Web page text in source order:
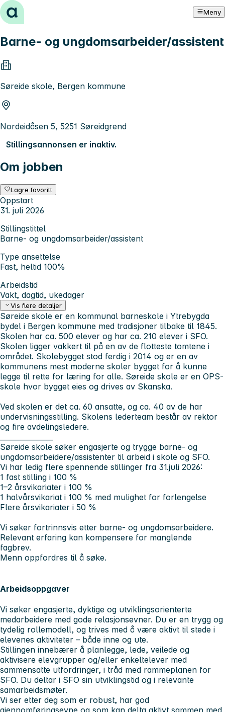
Hopp til innhold Meny
Barne- og ungdomsarbeider/assistent
Søreide skole, Bergen kommune
Nordeidåsen 5, 5251 Søreidgrend
Stillingsannonsen er inaktiv.
Om jobben
Lagre favoritt
Oppstart
31. juli 2026
Stillingstittel
Barne- og ungdomsarbeider/assistent
Type ansettelse
Fast, heltid 100%
Arbeidstid
Vakt, dagtid, ukedager
Vis flere detaljer
Søreide skole er en kommunal barneskole i Ytrebygda
bydel i Bergen kommune med tradisjoner tilbake til 1845.
Skolen har ca. 500 elever og har ca. 210 elever i SFO.
Skolen ligger vakkert til på en av de flotteste tomtene i
området. Skolebygget stod ferdig i 2014 og er en av
kommunens mest moderne skoler bygget for å kunne
legge til rette for læring for alle. Søreide skole er en OPS-
skole hvor bygget eies og drives av Skanska.
Ved skolen er det ca. 60 ansatte, og ca. 40 av de har
undervisningsstilling. Skolens lederteam består av rektor
og fire avdelingsledere.
Søreide skole søker engasjerte og trygge barne- og
ungdomsarbeidere/assistenter til arbeid i skole og SFO.
Vi har ledig flere spennende stillinger fra 31.juli 2026:
1 fast stilling i 100 %
1–2 årsvikariater i 100 %
1 halvårsvikariat i 100 % med mulighet for forlengelse
Flere årsvikariater i 50 %
Vi søker fortrinnsvis etter barne- og ungdomsarbeidere.
Relevant erfaring kan kompensere for manglende
fagbrev.
Menn oppfordres til å søke.
Arbeidsoppgaver
Vi søker engasjerte, dyktige og utviklingsorienterte
medarbeidere med gode relasjonsevner. Du er en trygg og
tydelig rollemodell, og trives med å være aktivt til stede i
elevenes aktiviteter – både inne og ute.
Stillingen innebærer å planlegge, lede, veilede og
aktivisere elevgrupper og/eller enkeltelever med
sammensatte utfordringer, i tråd med rammeplanen for
SFO. Du deltar i SFO sin utviklingstid og i relevante
samarbeidsmøter.
Vi ser etter deg som er robust, har god
gjennomføringsevne og som kan delta aktivt sammen med